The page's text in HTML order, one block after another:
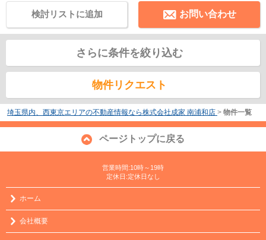
お問い合わせ
検討リストに追加
さらに条件を絞り込む
物件リクエスト
埼玉県内、西東京エリアの不動産情報なら株式会社成家 南浦和店 > 物件一覧
ページトップに戻る
営業時間:10時～19時
定休日:定休日なし
ホーム
会社概要